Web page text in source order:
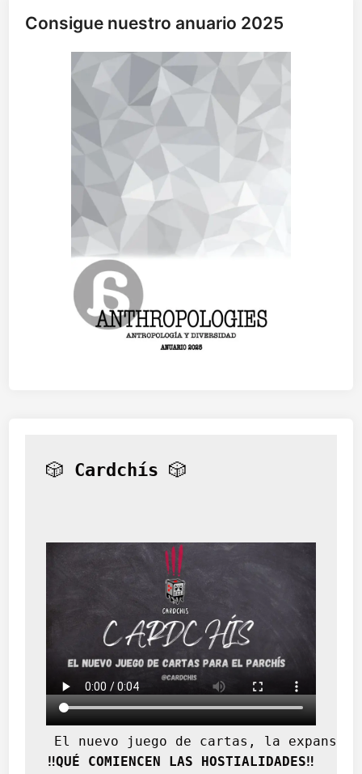
Consigue nuestro anuario 2025
🎲 Cardchís 🎲
El nuevo juego de cartas, la
‼️QUÉ COMIENCEN LAS HOSTIALIDADES‼️